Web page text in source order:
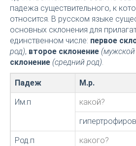
падежа существительного, к
относится. В русском языке
основных склонения для
единственном числе: первое
род), второе склонение (мужской
склонение (средний род).
Падеж М.р.
Им.п какой?
Род.п какого?